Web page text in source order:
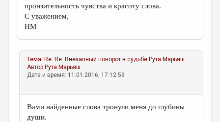
пронзительность чувства и красоту слова.
С уважением,
НМ
Тема: Re: Re: Внезапный поворот в судьбе Рута Марьяш
Автор Рута Марьяш
Дата и время: 11.01.2016, 17:12:59
Вами найденные слова тронули меня до глубины
души.